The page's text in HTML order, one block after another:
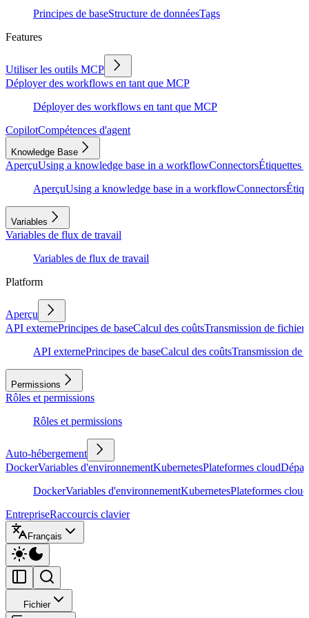
Principes de baseStructure de donnéesTags
Features
Utiliser les outils MCP
Déployer des workflows en tant que MCP
Déployer des workflows en tant que MCP
CopilotCompétences d'agent
Knowledge Base
AperçuUsing a knowledge base in a workflowConnectorsÉtiquettes
AperçuUsing a knowledge base in a workflowConnectors
Variables
Variables de flux de travail
Variables de flux de travail
Platform
Aperçu
API externePrincipes de baseCalcul des coûtsTransmission de fichiers
API externePrincipes de baseCalcul des coûtsTransmission de
Permissions
Rôles et permissions
Rôles et permissions
Auto-hébergement
DockerVariables d'environnementKubernetesPlateformes cloud
DockerVariables d'environnementKubernetesPlateformes cloud
EntrepriseRaccourcis clavier
Français
Fichier